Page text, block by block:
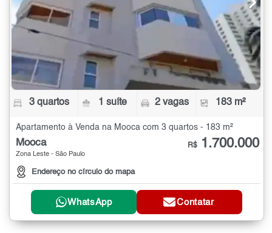
3 quartos 1 suíte 2 vagas 183 m²
Apartamento à Venda na Mooca com 3 quartos - 183 m²
Mooca
Zona Leste - São Paulo
Endereço no círculo do mapa
R$ 1.700.000
WhatsApp Contatar